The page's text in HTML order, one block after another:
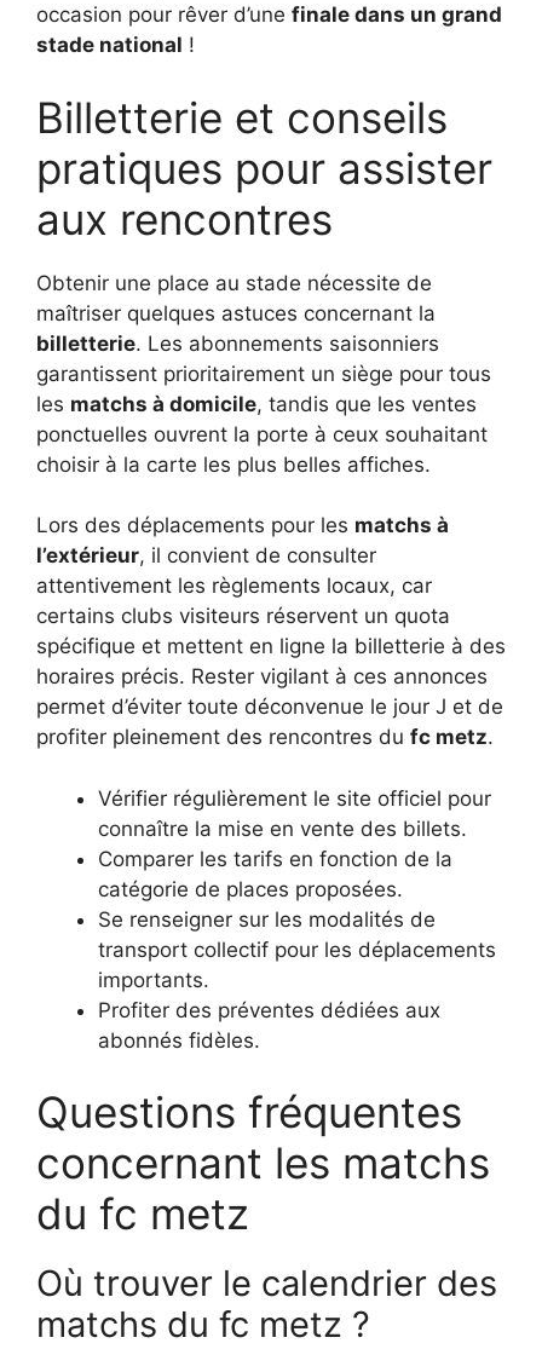
occasion pour rêver d’une finale dans un grand
stade national !
Billetterie et conseils
pratiques pour assister
aux rencontres
Obtenir une place au stade nécessite de
maîtriser quelques astuces concernant la
billetterie. Les abonnements saisonniers
garantissent prioritairement un siège pour tous
les matchs à domicile, tandis que les ventes
ponctuelles ouvrent la porte à ceux souhaitant
choisir à la carte les plus belles affiches.
Lors des déplacements pour les matchs à
l’extérieur, il convient de consulter
attentivement les règlements locaux, car
certains clubs visiteurs réservent un quota
spécifique et mettent en ligne la billetterie à des
horaires précis. Rester vigilant à ces annonces
permet d’éviter toute déconvenue le jour J et de
profiter pleinement des rencontres du fc metz.
Vérifier régulièrement le site officiel pour
connaître la mise en vente des billets.
Comparer les tarifs en fonction de la
catégorie de places proposées.
Se renseigner sur les modalités de
transport collectif pour les déplacements
importants.
Profiter des préventes dédiées aux
abonnés fidèles.
Questions fréquentes
concernant les matchs
du fc metz
Où trouver le calendrier des
matchs du fc metz ?